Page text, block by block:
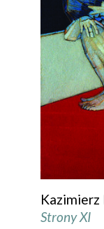
Kazimierz
Strony XI